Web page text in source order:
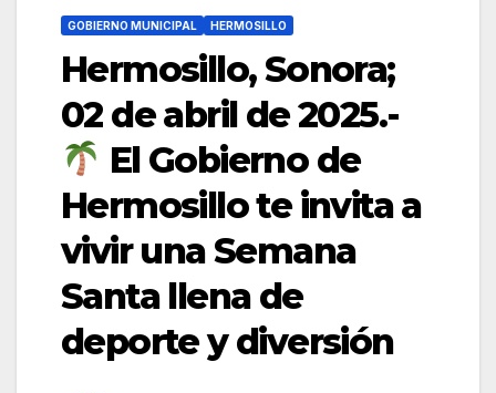
GOBIERNO MUNICIPAL HERMOSILLO
Hermosillo, Sonora;
02 de abril de 2025.-
El Gobierno de
Hermosillo te invita a
vivir una Semana
Santa llena de
deporte y diversión